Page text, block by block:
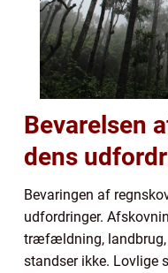
Bevarelsen
dens
Bevaringen af
udfordringer.
træfældning,
standser ikke. Lovlige